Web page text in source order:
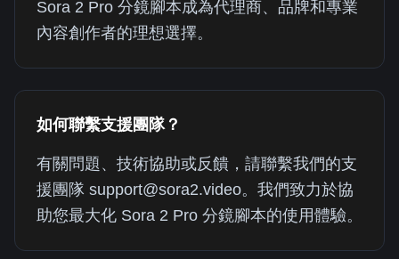
Sora 2 Pro 分鏡腳本成為代理商、品牌和專業
內容創作者的理想選擇。
如何聯繫支援團隊？
有關問題、技術協助或反饋，請聯繫我們的支
援團隊 support@sora2.video。我們致力於協
助您最大化 Sora 2 Pro 分鏡腳本的使用體驗。